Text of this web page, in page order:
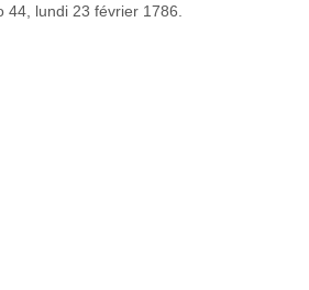
44, lundi 23 février 1786.